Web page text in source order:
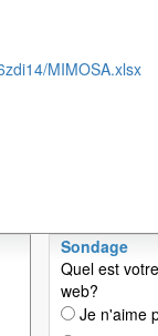
MIMOSA.xlsx
Sondage
Quel est
web?
Je n'aime